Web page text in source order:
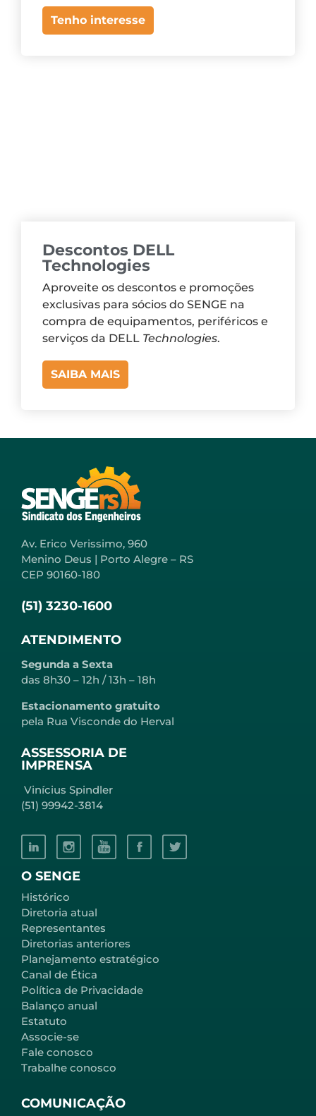
Tenho interesse
Descontos DELL
Technologies
Aproveite os descontos e promoções
exclusivas para sócios do SENGE na
compra de equipamentos, periféricos e
serviços da DELL Technologies.
SAIBA MAIS
O SENGE
Histórico
Diretoria atual
Representantes
Diretorias anteriores
Planejamento estratégico
Canal de Ética
Política de Privacidade
Balanço anual
Estatuto
Associe-se
Fale conosco
Trabalhe conosco
COMUNICAÇÃO
Av. Erico Verissimo, 960
Menino Deus | Porto Alegre – RS
CEP 90160-180
(51) 3230-1600
ATENDIMENTO
Segunda a Sexta
das 8h30 – 12h / 13h – 18h
Estacionamento gratuito
pela Rua Visconde do Herval
ASSESSORIA DE
IMPRENSA
Vinícius Spindler
(51) 99942-3814